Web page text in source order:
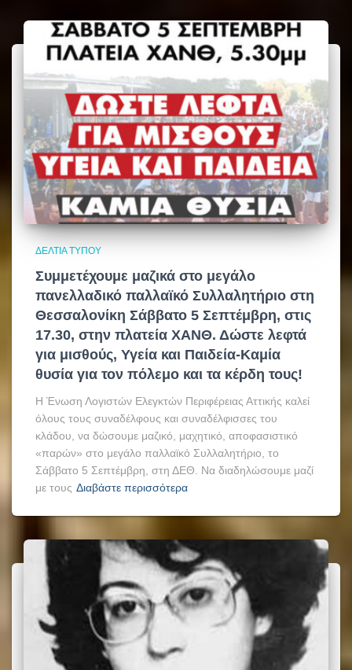
ΔΕΛΤΊΑ ΤΎΠΟΥ
Συμμετέχουμε μαζικά στο μεγάλο
πανελλαδικό παλλαϊκό Συλλαλητήριο στη
Θεσσαλονίκη Σάββατο 5 Σεπτέμβρη, στις
17.30, στην πλατεία ΧΑΝΘ. Δώστε λεφτά
για μισθούς, Υγεία και Παιδεία-Καμία
θυσία για τον πόλεμο και τα κέρδη τους!
Η Ένωση Λογιστών Ελεγκτών Περιφέρειας Αττικής καλεί
όλους τους συναδέλφους και συναδέλφισσες του
κλάδου, να δώσουμε μαζικό, μαχητικό, αποφασιστικό
«παρών» στο μεγάλο παλλαϊκό Συλλαλητήριο, το
Σάββατο 5 Σεπτέμβρη, στη ΔΕΘ. Να διαδηλώσουμε μαζί
με τους Διαβάστε περισσότερα